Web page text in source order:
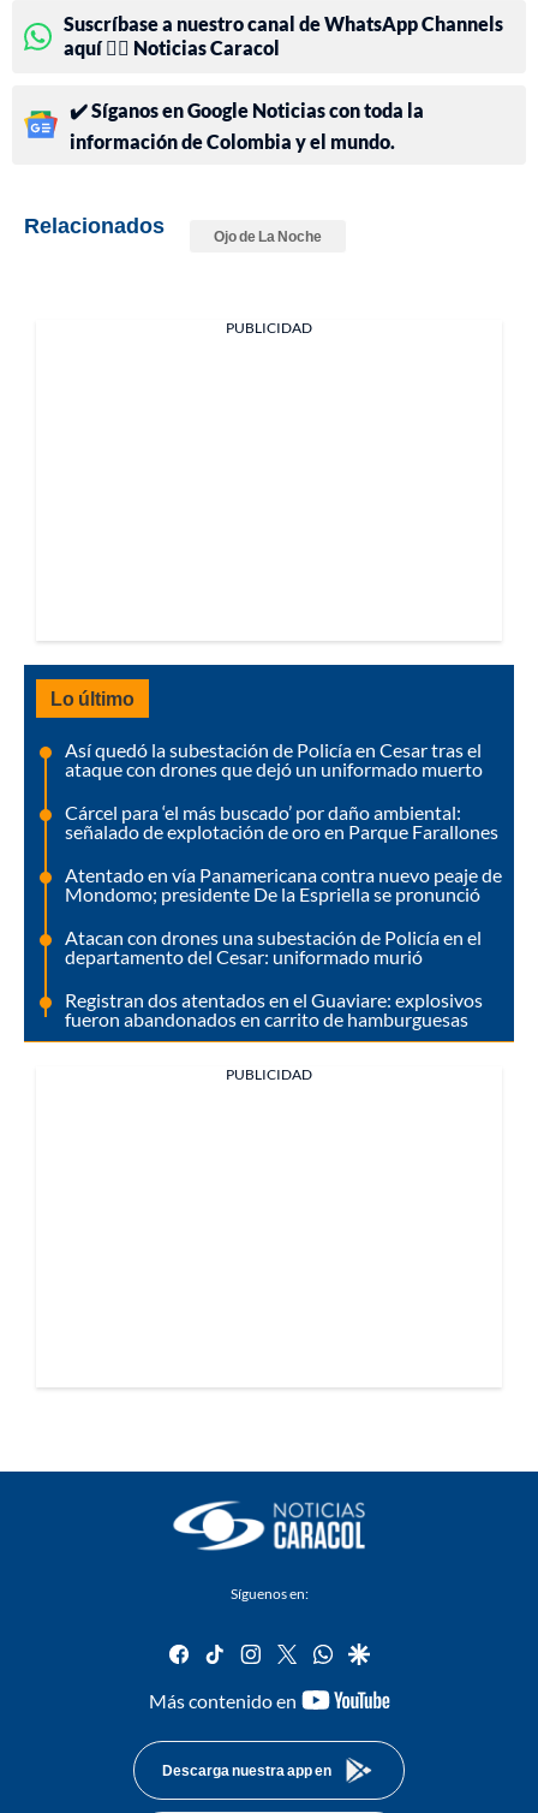
Suscríbase a nuestro canal de WhatsApp Channels
aquí 👉🏻 Noticias Caracol
✔️ Síganos en Google Noticias con toda la
información de Colombia y el mundo.
Relacionados Ojo de La Noche
PUBLICIDAD
Lo último
Así quedó la subestación de Policía en Cesar tras el
ataque con drones que dejó un uniformado muerto
Cárcel para ‘el más buscado’ por daño ambiental:
señalado de explotación de oro en Parque Farallones
Atentado en vía Panamericana contra nuevo peaje de
Mondomo; presidente De la Espriella se pronunció
Atacan con drones una subestación de Policía en el
departamento del Cesar: uniformado murió
Registran dos atentados en el Guaviare: explosivos
fueron abandonados en carrito de hamburguesas
PUBLICIDAD
Síguenos en:
facebook
tiktok instagram
twitterwhatsapp
google
Más contenido en
youtube-
Descarga nuestra app en